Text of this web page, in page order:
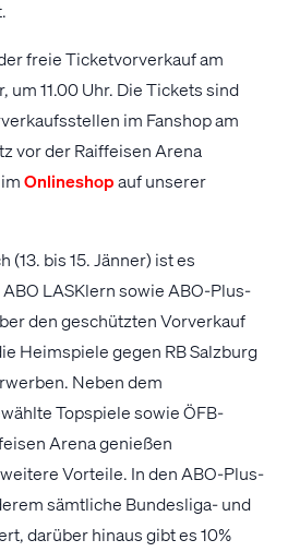
freie Ticketvorverkauf am
um 11.00 Uhr. Die Tickets sind
im Fanshop am
vor der Raiffeisen Arena
Onlineshopauf unserer
bis 15. Jänner) ist es
LASKlern sowie ABO-Plus-
den geschützten Vorverkauf
Heimspiele gegen RB Salzburg
Neben dem
Topspiele sowie ÖFB-
Arena genießen
Vorteile. In den ABO-Plus-
sämtliche Bundesliga- und
darüber hinaus gibt es 10%